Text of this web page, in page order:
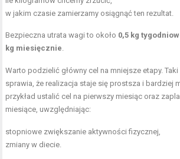
w jakim czasie zamierzamy osiągnąć ten rezultat.
Bezpieczna utrata wagi to około 0,5 kg
kg miesięcznie
Warto podzielić główny cel na mniejsze etapy.
sprawia, że realizacja staje się prostsza i bardziej
przykład ustalić cel na pierwszy miesiąc oraz
miesiące, uwzględniając:
stopniowe zwiększanie aktywności fizycznej,
zmiany w diecie.